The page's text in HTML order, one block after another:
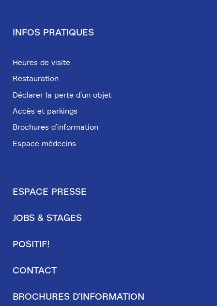
INFOS PRATIQUES
Heures de visite
Restauration
Déclarer la perte d’un objet
Accès et parkings
Brochures d'information
Espace médecins
de
page
ESPACE PRESSE
JOBS & STAGES
POSITIF!
CONTACT
BROCHURES D'INFORMATION